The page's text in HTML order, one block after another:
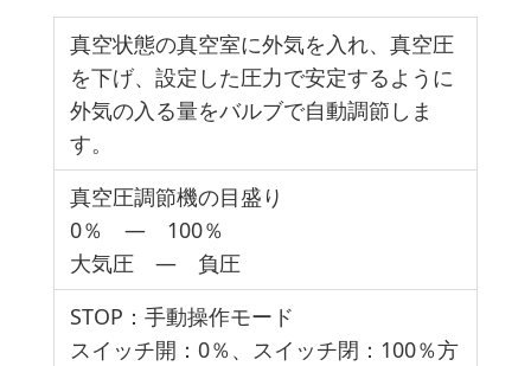
真空状態の真空室に外気を入れ、真空圧
を下げ、設定した圧力で安定するように
外気の入る量をバルブで自動調節しま
す。
真空圧調節機の目盛り
0％ ― 100％
大気圧 ― 負圧
STOP：手動操作モード
スイッチ開：0％、スイッチ閉：100％方